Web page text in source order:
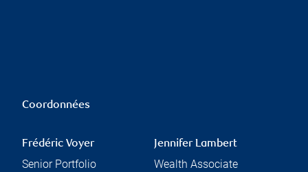
Coordonnées
Frédéric Voyer
Senior Portfolio
Jennifer Lambert
Wealth Associate